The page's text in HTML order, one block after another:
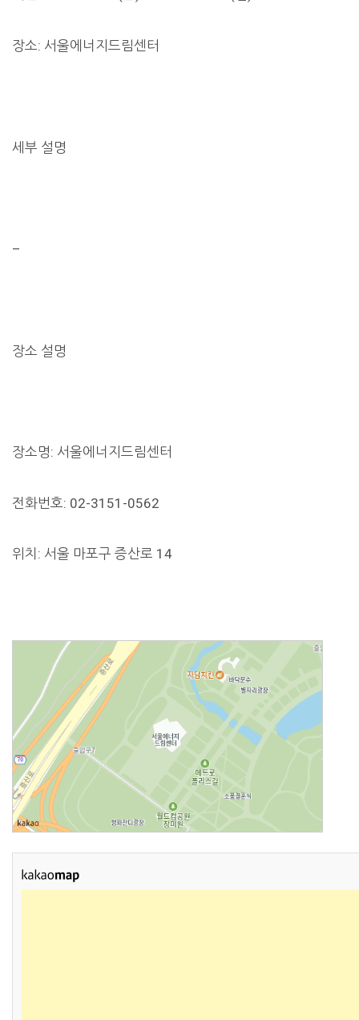
장소: 서울에너지드림센터
세부 설명
–
장소 설명
장소명: 서울에너지드림센터
전화번호: 02-3151-0562
위치: 서울 마포구 증산로 14